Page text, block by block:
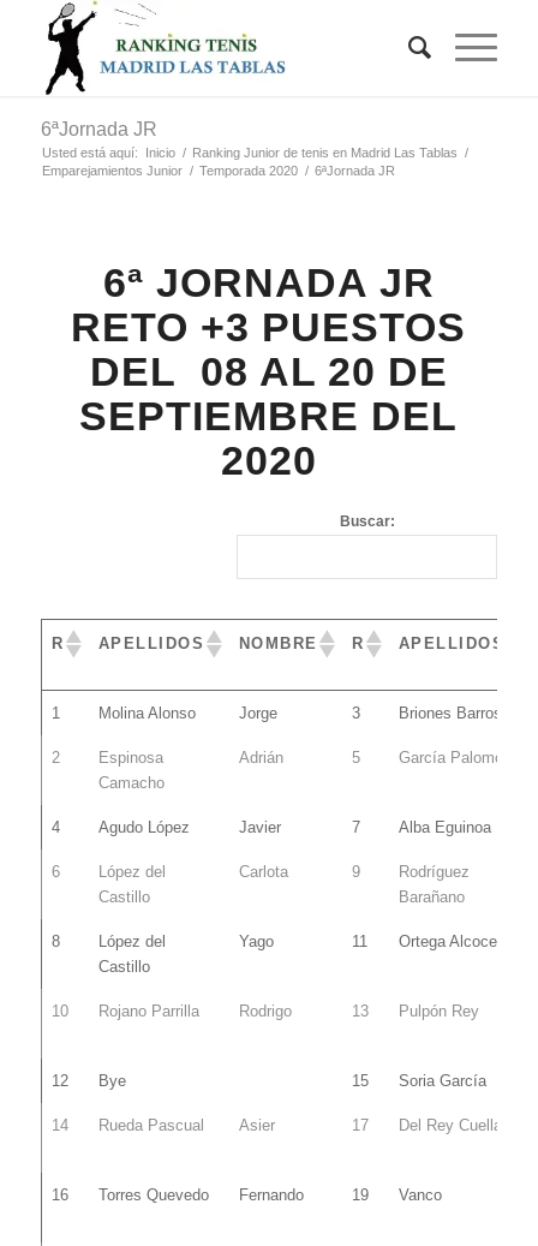
6ªJornada JR
Usted está aquí: Inicio / Ranking Junior de tenis en Madrid Las Tablas /
Emparejamientos Junior / Temporada 2020 / 6ªJornada JR
6ª JORNADA JR
RETO +3 PUESTOS
DEL 08 AL 20 DE
SEPTIEMBRE DEL
2020
Buscar:
R APELLIDOS NOMBRE R APELLIDOS
R APELLIDOS NOMBRE R APELLIDOS
1 Molina Alonso Jorge 3 Briones Barros
2
Espinosa
Camacho
Adrián 5 García Palomo
4 Agudo López Javier 7 Alba Eguinoa
6
López del
Castillo
Carlota 9
Rodríguez
Barañano
8
López del
Castillo
Yago 11 Ortega Alcocer
10 Rojano Parrilla Rodrigo 13 Pulpón Rey
12 Bye 15 Soria García
14 Rueda Pascual Asier 17 Del Rey Cuellar
16 Torres Quevedo Fernando 19 Vanco